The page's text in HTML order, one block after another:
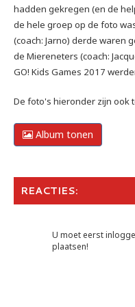
hadden gekregen (en de
de hele groep op de foto
(coach: Jarno) derde waren
de Miereneters (coach:
GO! Kids Games 2017
De foto's hieronder zijn ook
Album tonen
REACTIES:
U moet eerst
plaatsen!